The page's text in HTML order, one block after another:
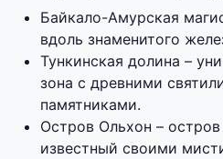
Байкало-Амурская
вдоль знаменитого
Тункинская долина –
зона с древними
памятниками.
Остров Ольхон –
известный своими